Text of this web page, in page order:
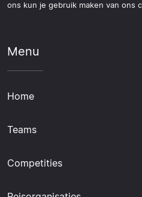
ons kun je gebruik maken van ons
Menu
Home
Teams
Competities